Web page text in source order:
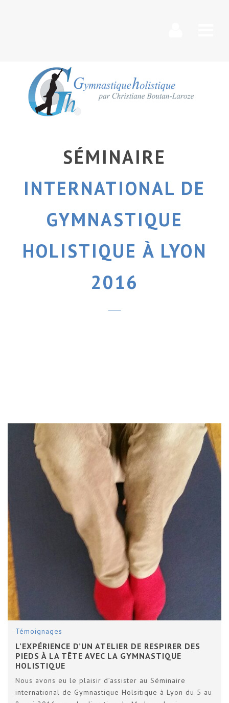
SÉMINAIRE
INTERNATIONAL DE
GYMNASTIQUE
HOLISTIQUE À LYON
2016
Témoignages
L’EXPÉRIENCE D’UN ATELIER DE RESPIRER DES
PIEDS À LA TÊTE AVEC LA GYMNASTIQUE
HOLISTIQUE
Nous avons eu le plaisir d’assister au Séminaire
international de Gymnastique Holsitique à Lyon du 5 au